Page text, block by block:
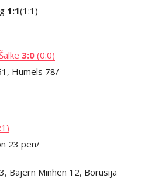
1:1(1:1)
3:0 (0:0)
Humels 78/
23 pen/
Bajern Minhen 12, Borusija